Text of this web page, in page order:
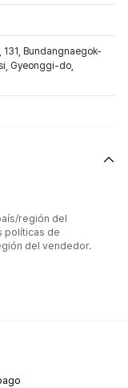
Bundangnaegok-
Gyeonggi-do,
región del
políticas de
del vendedor.